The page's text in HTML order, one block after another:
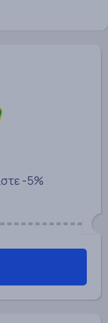
-5%